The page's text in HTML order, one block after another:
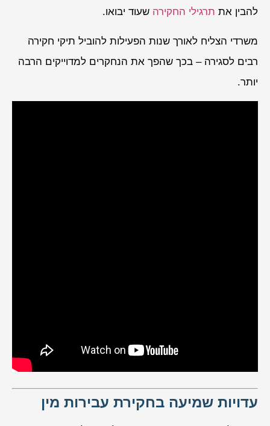
להבין את תרגילי החקירה שעוד יבואו.
משרדי הצליח לאורך שנות הפעילות להוביל תיקי חקירה
רבים לסגירה – בכך שהפך את הנחקרים למדוייקים הרבה
יותר.
עדויות שמיעה בחקירת עבירות מין